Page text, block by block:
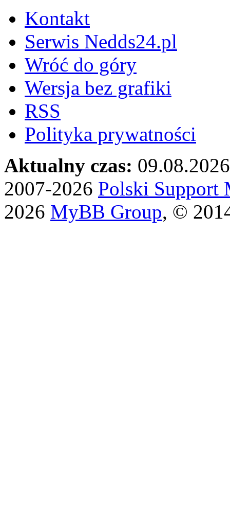
Kontakt
Serwis Nedds24.pl
Wróć do góry
Wersja bez grafiki
RSS
Polityka prywatności
Aktualny czas:
2007-2026 Polski Support
2026 MyBB Group, ©